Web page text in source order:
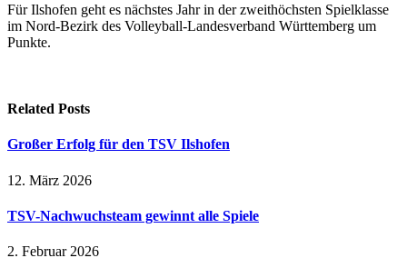
Für Ilshofen geht es nächstes Jahr in der zweithöchsten Spielklasse
im Nord-Bezirk des Volleyball-Landesverband Württemberg um
Punkte.
Related Posts
Großer Erfolg für den TSV Ilshofen
12. März 2026
TSV-Nachwuchsteam gewinnt alle Spiele
2. Februar 2026